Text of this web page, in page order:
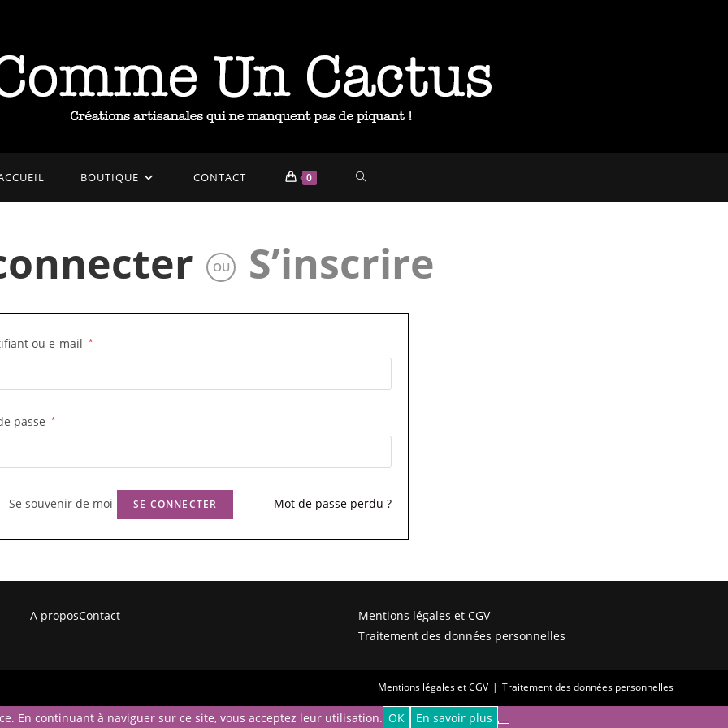
BOUTIQUE CONTACT 0 TOGGLE
SEARCH
OU S’inscrire
ou e-mail *
passe *
Se souvenir de moi SE CONNECTER Mot de passe perdu ?
A proposContact
Mentions légales et CGV
Traitement des données personnelles
Mentions légales et CGV Traitement des données personnelles
En continuant à naviguer sur ce site, vous acceptez leur utilisation. OK En savoir plus